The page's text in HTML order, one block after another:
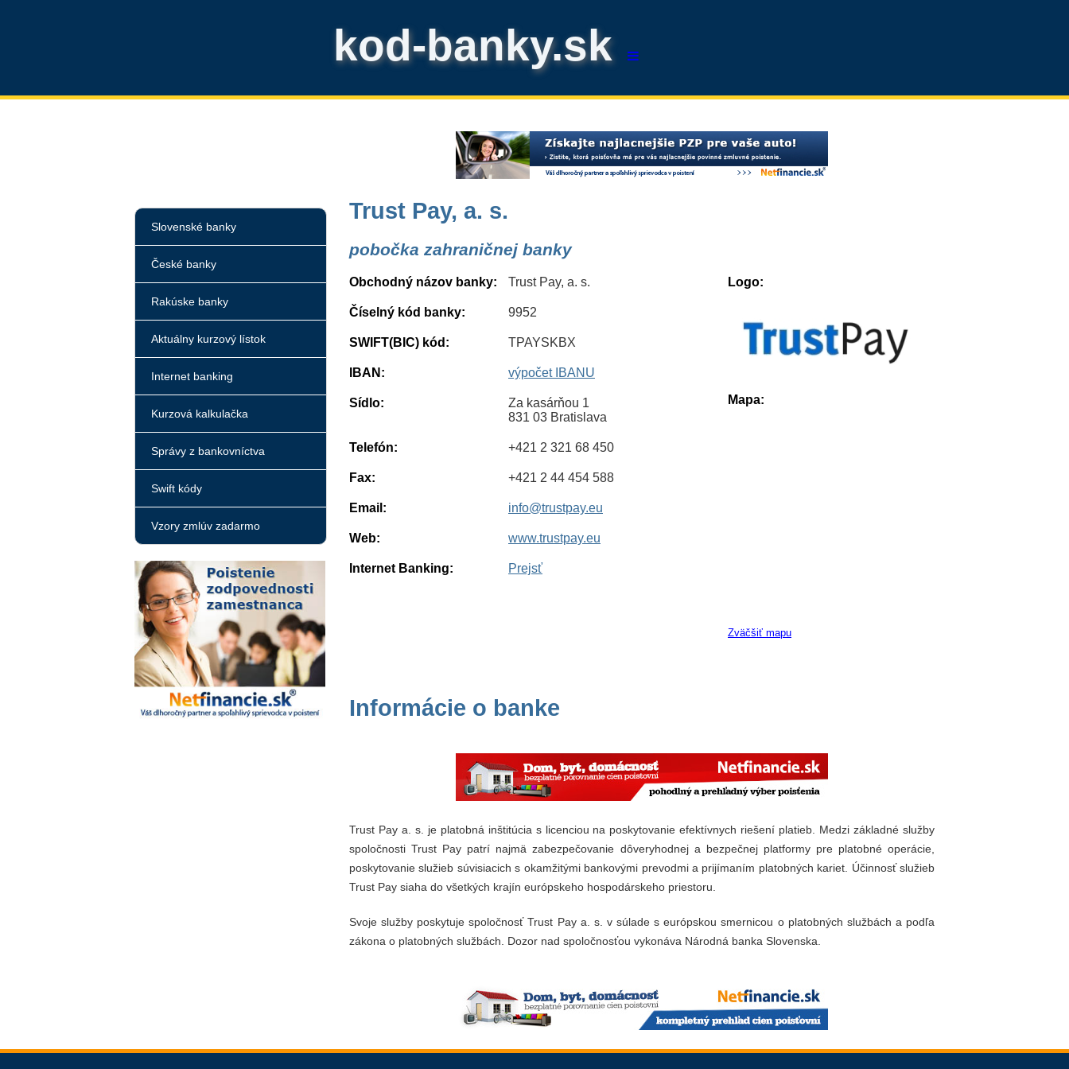
kod-banky.sk
Slovenské banky
České banky
Rakúske banky
Aktuálny kurzový lístok
Internet banking
Kurzová kalkulačka
Správy z bankovníctva
Swift kódy
Vzory zmlúv zadarmo
Trust Pay, a. s.
pobočka zahraničnej banky
Obchodný názov banky: Trust Pay, a. s.
Číselný kód banky: 9952
SWIFT(BIC) kód: TPAYSKBX
IBAN: výpočet IBANU
Sídlo:
Za kasárňou 1
831 03 Bratislava
Telefón: +421 2 321 68 450
Fax: +421 2 44 454 588
Email: info@trustpay.eu
Web: www.trustpay.eu
Internet Banking: Prejsť
Logo:
Mapa:
Zväčšiť mapu
Informácie o banke
Trust Pay a. s. je platobná inštitúcia s licenciou na poskytovanie efektívnych riešení platieb. Medzi základné služby
spoločnosti Trust Pay patrí najmä zabezpečovanie dôveryhodnej a bezpečnej platformy pre platobné operácie,
poskytovanie služieb súvisiacich s okamžitými bankovými prevodmi a prijímaním platobných kariet. Účinnosť služieb
Trust Pay siaha do všetkých krajín európskeho hospodárskeho priestoru.
Svoje služby poskytuje spoločnosť Trust Pay a. s. v súlade s európskou smernicou o platobných službách a podľa
zákona o platobných službách. Dozor nad spoločnosťou vykonáva Národná banka Slovenska.